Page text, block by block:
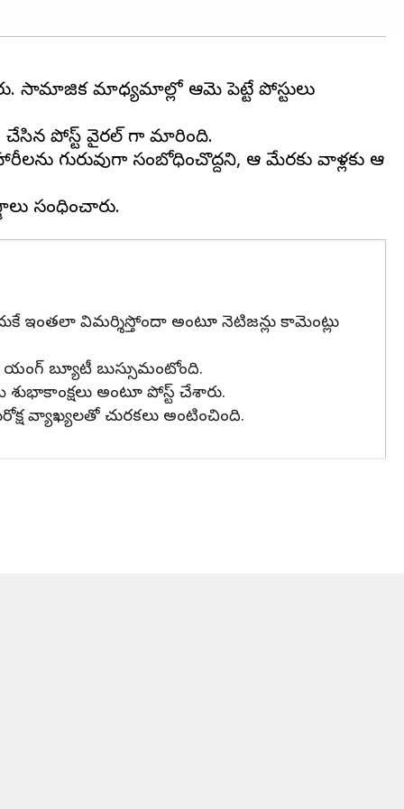
సామాజిక మాధ్యమాల్లో ఆమె పెట్టే పోస్టులు
చేసిన పోస్ట్ వైరల్ గా మారింది.
గురువుగా సంబోధించొద్దని, ఆ మేరకు వాళ్లకు ఆ
ఇంతలా విమర్శిస్తోందా అంటూ నెటిజన్లు కామెంట్లు
యంగ్ బ్యూటీ బుస్సుమంటోంది.
అంటూ పోస్ట్ చేశారు.
వ్యాఖ్యలతో చురకలు అంటించింది.